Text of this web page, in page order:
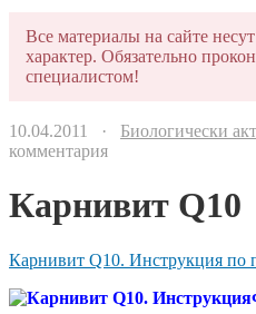
Все материалы на сайте
характер. Обязательно
специалистом!
10.04.2011 · Биологически
комментария
Карнивит Q10
Карнивит Q10. Инструкция по